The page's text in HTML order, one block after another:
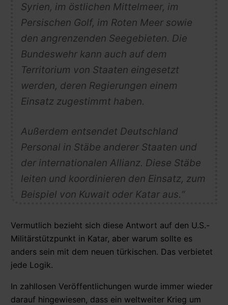
Syrien, im östlichen Mittelmeer, im
Persischen Golf, im Roten Meer sowie
den angrenzenden Seegebieten. Die
Bundeswehr kann auch auf dem
Territorium von Staaten eingesetzt
werden, deren Regierungen einem
Einsatz zugestimmt haben.
Außerdem entsendet Deutschland
Personal in Stäbe anderer Staaten und
der internationalen Allianz. Diese Stäbe
leiten und koordinieren den Einsatz, zum
Beispiel von Kuwait oder Katar aus.“
Vermutlich bezieht sich diese Antwort auf den U.S.-
Militärstützpunkt in Katar, aber warum sollte es
anders sein mit dem neuen türkischen. Das verbietet
jede Logik.
In zahllosen Veröffentlichungen wurde immer wieder
darauf hingewiesen, dass ein weltweiter Krieg um